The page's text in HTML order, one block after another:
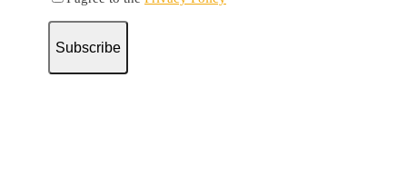
Subscribe